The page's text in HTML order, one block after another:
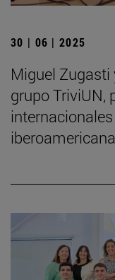
30 | 06 | 2025
Miguel Zugasti
grupo TriviUN,